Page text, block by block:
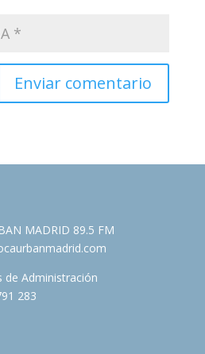
MADRID 89.5 FM
de Administración
283